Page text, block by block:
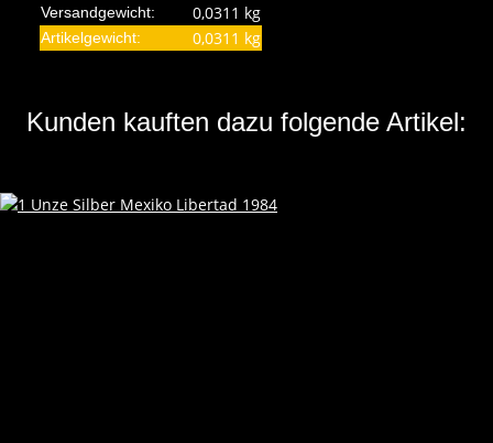
Versandgewicht: 0,0311 kg
Artikelgewicht: 0,0311 kg
Kunden kauften dazu folgende Artikel: